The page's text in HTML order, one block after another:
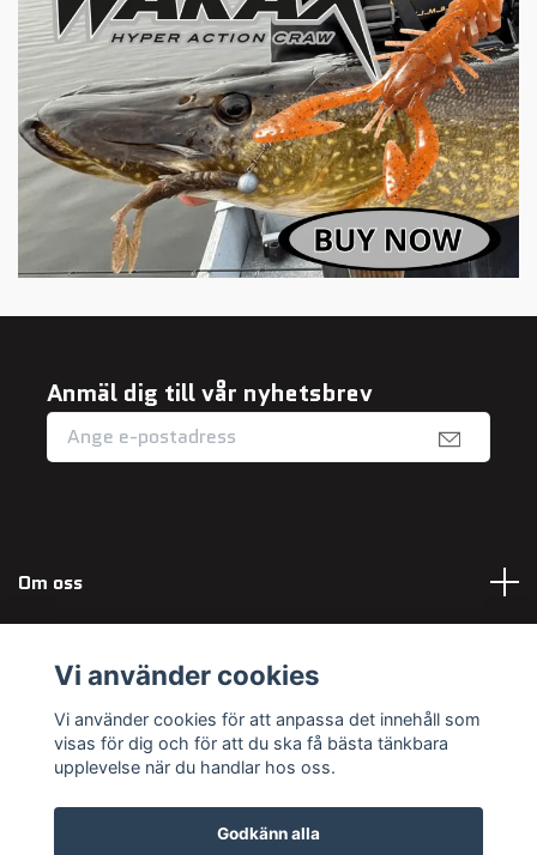
Anmäl dig till vår nyhetsbrev
Om oss
Sociala medier
Vi använder cookies
Vi använder cookies för att anpassa det innehåll som
visas för dig och för att du ska få bästa tänkbara
upplevelse när du handlar hos oss.
Godkänn alla